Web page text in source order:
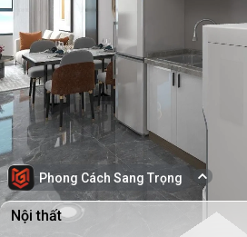
Phong Cách Sang Trọng
Nội thất